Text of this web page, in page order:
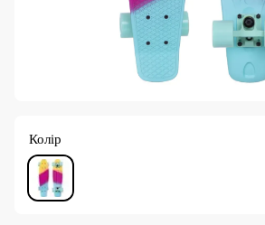
Колір